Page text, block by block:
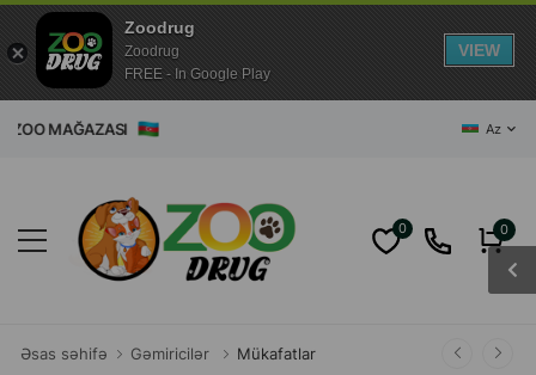
ZOO MAĞAZASI Az
0 0
Əsas səhifə Gəmiricilər Mükafatlar
Zoodrug
Zoodrug
FREE - In Google Play
VIEW